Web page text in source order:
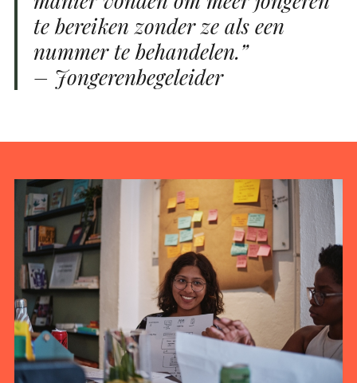
te bereiken zonder ze als een
nummer te behandelen.”
– Jongerenbegeleider